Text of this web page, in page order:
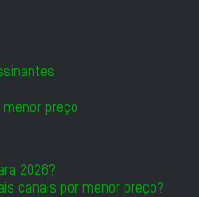
menor preço
2026?
canais por menor preço?